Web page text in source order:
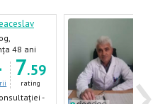
48 ani
7.59
rating
-